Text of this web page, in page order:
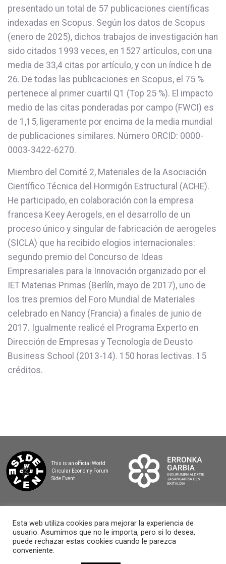
presentado un total de 57 publicaciones científicas
indexadas en Scopus. Según los datos de Scopus
(enero de 2025), dichos trabajos de investigación han
sido citados 1993 veces, en 1527 artículos, con una
media de 33,4 citas por artículo, y con un índice h de
26. De todas las publicaciones en Scopus, el 75 %
pertenece al primer cuartil Q1 (Top 25 %). El impacto
medio de las citas ponderadas por campo (FWCI) es
de 1,15, ligeramente por encima de la media mundial
de publicaciones similares. Número ORCID: 0000-
0003-3422-6270.
Miembro del Comité 2, Materiales de la Asociación
Científico Técnica del Hormigón Estructural (ACHE).
He participado, en colaboración con la empresa
francesa Keey Aerogels, en el desarrollo de un
proceso único y singular de fabricación de aerogeles
(SICLA) que ha recibido elogios internacionales:
segundo premio del Concurso de Ideas
Empresariales para la Innovación organizado por el
IET Materias Primas (Berlín, mayo de 2017), uno de
los tres premios del Foro Mundial de Materiales
celebrado en Nancy (Francia) a finales de junio de
2017. Igualmente realicé el Programa Experto en
Dirección de Empresas y Tecnología de Deusto
Business School (2013-14). 150 horas lectivas. 15
créditos.
This is an official World
Circular Economy Forum
Side Event
2025 BASQUE CIRCULAR SUMMIT
Esta web utiliza cookies para mejorar la experiencia de
usuario. Asumimos que no le importa, pero si lo desea,
puede rechazar estas cookies cuando le parezca
conveniente.